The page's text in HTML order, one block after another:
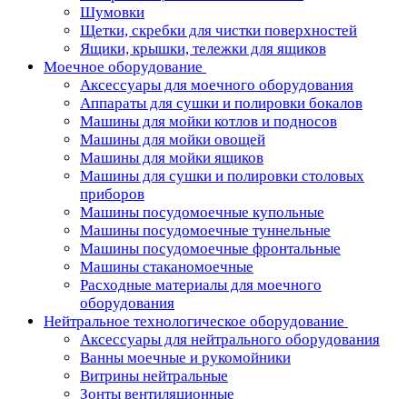
Шумовки
Щетки, скребки для чистки поверхностей
Ящики, крышки, тележки для ящиков
Моечное оборудование
Аксессуары для моечного оборудования
Аппараты для сушки и полировки бокалов
Машины для мойки котлов и подносов
Машины для мойки овощей
Машины для мойки ящиков
Машины для сушки и полировки столовых
приборов
Машины посудомоечные купольные
Машины посудомоечные туннельные
Машины посудомоечные фронтальные
Машины стаканомоечные
Расходные материалы для моечного
оборудования
Нейтральное технологическое оборудование
Аксессуары для нейтрального оборудования
Ванны моечные и рукомойники
Витрины нейтральные
Зонты вентиляционные